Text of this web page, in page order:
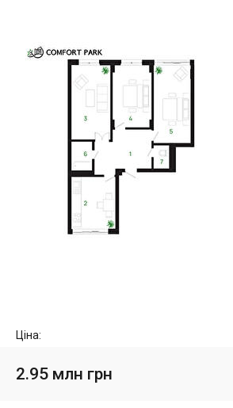
Ціна:
2.95 млн грн